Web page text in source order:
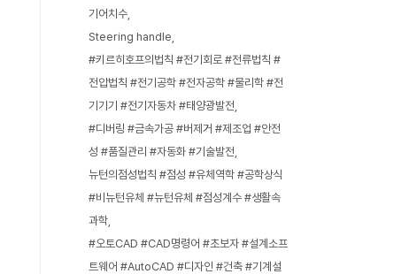
기어치수
Steering handle
#키르히호프의법칙 #전기회로 #전류법칙 #
전압법칙 #전기공학 #전자공학 #물리학 #전
기기기 #전기자동차 #태양광발전
#디버링 #금속가공 #버제거 #제조업 #안전
성 #품질관리 #자동화 #기술발전
뉴턴의점성법칙 #점성 #유체역학 #공학상식
#비뉴턴유체 #뉴턴유체 #점성계수 #생활속
과학
#오토CAD #CAD명령어 #초보자 #설계소프
트웨어 #AutoCAD #디자인 #건축 #기계설